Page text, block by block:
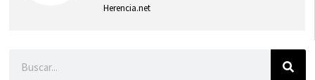
Herencia.net